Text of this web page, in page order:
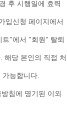
후 시행일에 효력
입신청 페이지에서
"에서 "회원" 탈퇴
해당 본인의 직접 처
가능합니다.
침에 명기된 이외